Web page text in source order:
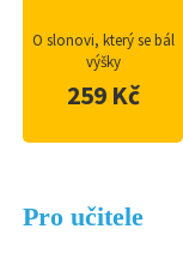
O slonovi, který se bál
výšky
259 Kč
Pro učitele